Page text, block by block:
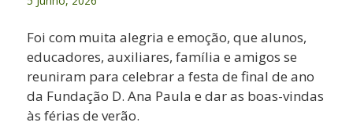
Foi com muita alegria e emoção, que alunos,
educadores, auxiliares, família e amigos se
reuniram para celebrar a festa de final de ano
da Fundação D. Ana Paula e dar as boas-vindas
às férias de verão.